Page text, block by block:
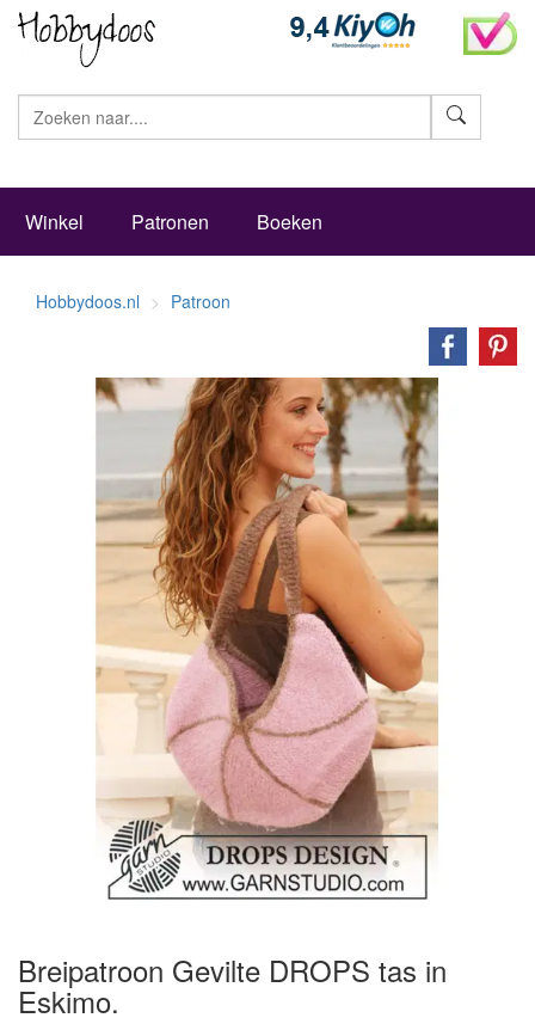
Winkel Patronen Boeken
Hobbydoos.nl Patroon
Breipatroon Gevilte DROPS tas in
Eskimo.